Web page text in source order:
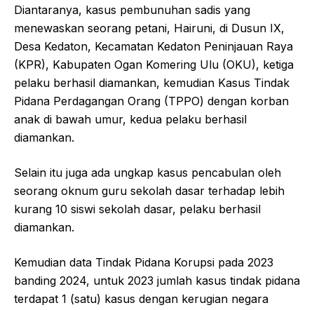
Diantaranya, kasus pembunuhan sadis yang
menewaskan seorang petani, Hairuni, di Dusun IX,
Desa Kedaton, Kecamatan Kedaton Peninjauan Raya
(KPR), Kabupaten Ogan Komering Ulu (OKU), ketiga
pelaku berhasil diamankan, kemudian Kasus Tindak
Pidana Perdagangan Orang (TPPO) dengan korban
anak di bawah umur, kedua pelaku berhasil
diamankan.
Selain itu juga ada ungkap kasus pencabulan oleh
seorang oknum guru sekolah dasar terhadap lebih
kurang 10 siswi sekolah dasar, pelaku berhasil
diamankan.
Kemudian data Tindak Pidana Korupsi pada 2023
banding 2024, untuk 2023 jumlah kasus tindak pidana
terdapat 1 (satu) kasus dengan kerugian negara